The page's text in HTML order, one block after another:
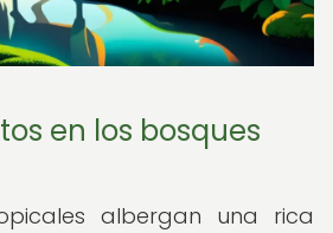
en los bosques
albergan una rica